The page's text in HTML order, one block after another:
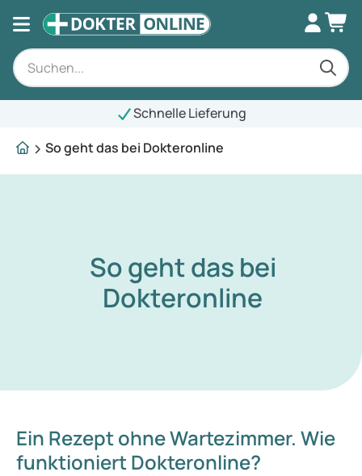
Schnelle Lieferung
So geht das bei Dokteronline
So geht das bei
Dokteronline
Ein Rezept ohne Wartezimmer. Wie
funktioniert Dokteronline?